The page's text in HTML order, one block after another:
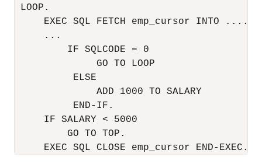
LOOP.
     EXEC SQL FETCH emp_cursor INTO ....
     ...
         IF SQLCODE = 0
              GO TO LOOP
          ELSE
              ADD 1000 TO SALARY
          END-IF.
     IF SALARY < 5000
         GO TO TOP.
     EXEC SQL CLOSE emp_cursor END-EXEC.